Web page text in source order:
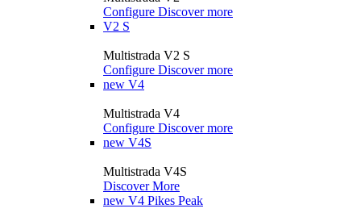
Configure Discover more
V2 S
Multistrada V2 S
Configure Discover more
new V4
Multistrada V4
Configure Discover more
new V4S
Multistrada V4S
Discover More
new V4 Pikes Peak